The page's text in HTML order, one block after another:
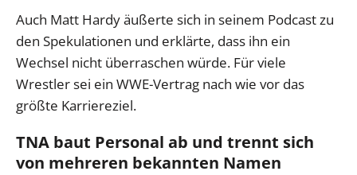
Auch Matt Hardy äußerte sich in seinem Podcast zu
den Spekulationen und erklärte, dass ihn ein
Wechsel nicht überraschen würde. Für viele
Wrestler sei ein WWE-Vertrag nach wie vor das
größte Karriereziel.
TNA baut Personal ab und trennt sich
von mehreren bekannten Namen